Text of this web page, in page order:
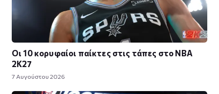
Οι 10 κορυφαίοι παίκτες στις τάπες στο NBA
2K27
7 Αυγούστου 2026